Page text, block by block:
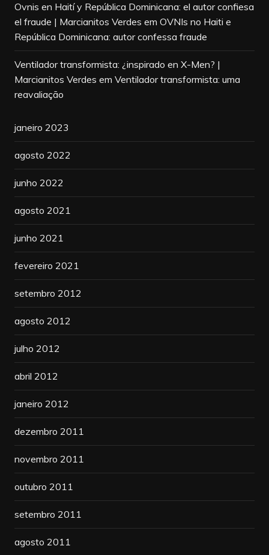
Ovnis en Haití y República Dominicana: el autor confiesa
el fraude | Marcianitos Verdes em OVNIs no Haiti e
República Dominicana: autor confessa fraude
Ventilador transformista: ¿inspirado en X-Men? |
Marcianitos Verdes em Ventilador transformista: uma
reavaliação
janeiro 2023
agosto 2022
junho 2022
agosto 2021
junho 2021
fevereiro 2021
setembro 2012
agosto 2012
julho 2012
abril 2012
janeiro 2012
dezembro 2011
novembro 2011
outubro 2011
setembro 2011
agosto 2011